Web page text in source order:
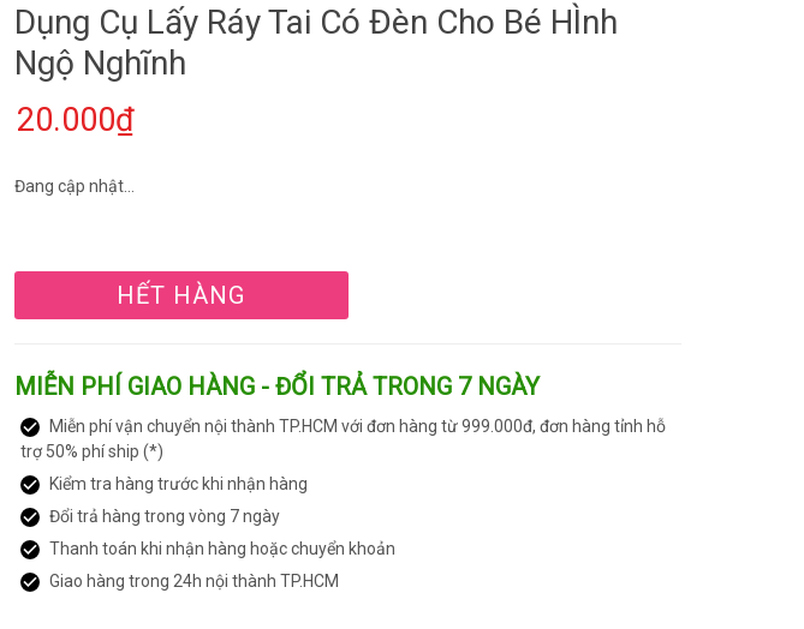
Dụng Cụ Lấy Ráy Tai Có Đèn Cho Bé HÌnh
Ngộ Nghĩnh
20.000₫
Đang cập nhật...
HẾT HÀNG
MIỄN PHÍ GIAO HÀNG - ĐỔI TRẢ TRONG 7 NGÀY
Miễn phí vận chuyển nội thành TP.HCM với đơn hàng từ 999.000đ, đơn hàng tỉnh hỗ
trợ 50% phí ship (*)
Kiểm tra hàng trước khi nhận hàng
Đổi trả hàng trong vòng 7 ngày
Thanh toán khi nhận hàng hoặc chuyển khoản
Giao hàng trong 24h nội thành TP.HCM